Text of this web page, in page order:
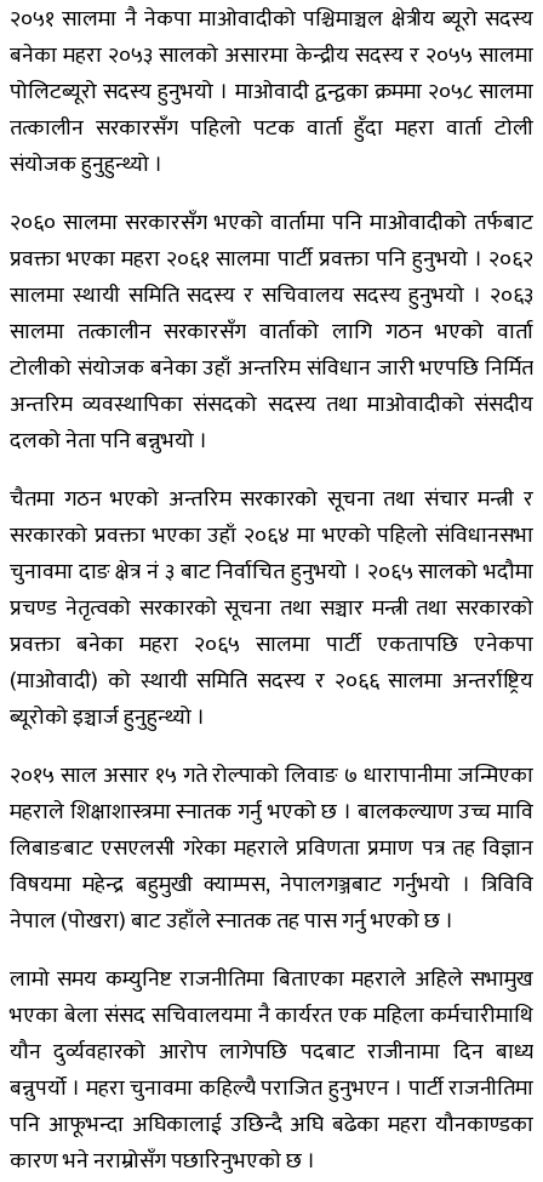
२०५१ सालमा नै नेकपा माओवादीको पश्चिमाञ्चल क्षेत्रीय ब्यूरो सदस्य
बनेका महरा २०५३ सालको असारमा केन्द्रीय सदस्य र २०५५ सालमा
पोलिटब्यूरो सदस्य हुनुभयो । माओवादी द्वन्द्वका क्रममा २०५८ सालमा
तत्कालीन सरकारसँग पहिलो पटक वार्ता हुँदा महरा वार्ता टोली
संयोजक हुनुहुन्थ्यो ।
२०६० सालमा सरकारसँग भएको वार्तामा पनि माओवादीको तर्फबाट
प्रवक्ता भएका महरा २०६१ सालमा पार्टी प्रवक्ता पनि हुनुभयो । २०६२
सालमा स्थायी समिति सदस्य र सचिवालय सदस्य हुनुभयो । २०६३
सालमा तत्कालीन सरकारसँग वार्ताको लागि गठन भएको वार्ता
टोलीको संयोजक बनेका उहाँ अन्तरिम संविधान जारी भएपछि निर्मित
अन्तरिम व्यवस्थापिका संसदको सदस्य तथा माओवादीको संसदीय
दलको नेता पनि बन्नुभयो ।
चैतमा गठन भएको अन्तरिम सरकारको सूचना तथा संचार मन्त्री र
सरकारको प्रवक्ता भएका उहाँ २०६४ मा भएको पहिलो संविधानसभा
चुनावमा दाङ क्षेत्र नं ३ बाट निर्वाचित हुनुभयो । २०६५ सालको भदौमा
प्रचण्ड नेतृत्वको सरकारको सूचना तथा सञ्चार मन्त्री तथा सरकारको
प्रवक्ता बनेका महरा २०६५ सालमा पार्टी एकतापछि एनेकपा
(माओवादी) को स्थायी समिति सदस्य र २०६६ सालमा अन्तर्राष्ट्रिय
ब्यूरोको इञ्चार्ज हुनुहुन्थ्यो ।
२०१५ साल असार १५ गते रोल्पाको लिवाङ ७ धारापानीमा जन्मिएका
महराले शिक्षाशास्त्रमा स्नातक गर्नु भएको छ । बालकल्याण उच्च मावि
लिबाङबाट एसएलसी गरेका महराले प्रविणता प्रमाण पत्र तह विज्ञान
विषयमा महेन्द्र बहुमुखी क्याम्पस, नेपालगञ्जबाट गर्नुभयो । त्रिविवि
नेपाल (पोखरा) बाट उहाँले स्नातक तह पास गर्नु भएको छ ।
लामो समय कम्युनिष्ट राजनीतिमा बिताएका महराले अहिले सभामुख
भएका बेला संसद सचिवालयमा नै कार्यरत एक महिला कर्मचारीमाथि
यौन दुर्व्यवहारको आरोप लागेपछि पदबाट राजीनामा दिन बाध्य
बन्नुपर्यो । महरा चुनावमा कहिल्यै पराजित हुनुभएन । पार्टी राजनीतिमा
पनि आफूभन्दा अघिकालाई उछिन्दै अघि बढेका महरा यौनकाण्डका
कारण भने नराम्रोसँग पछारिनुभएकाे छ ।